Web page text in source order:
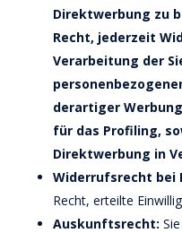
Direktwerbung zu
Recht, jederzeit
Verarbeitung der
derartiger
für das Profiling,
Direktwerbung in
Widerrufsrecht bei
Recht, erteilte
Auskunftsrecht: